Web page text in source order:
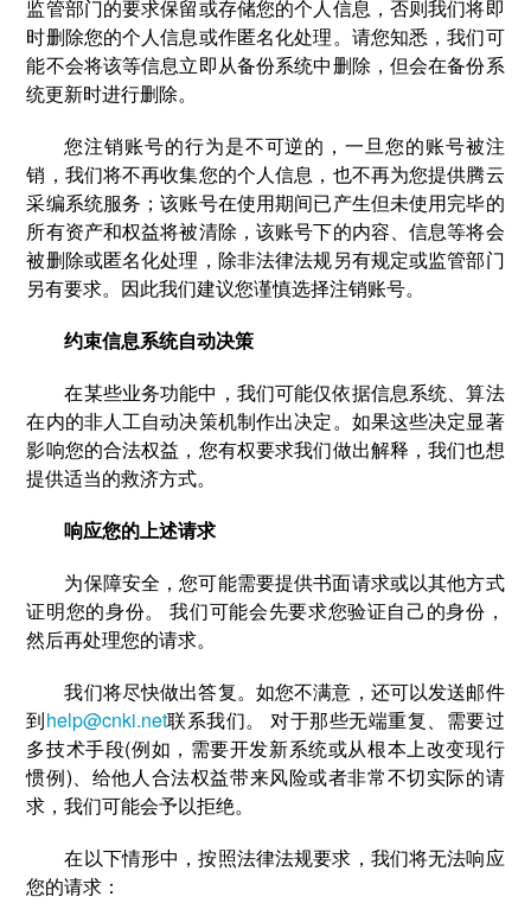
监管部门的要求保留或存储您的个人信息，否则我们将即
时删除您的个人信息或作匿名化处理。请您知悉，我们可
能不会将该等信息立即从备份系统中删除，但会在备份系
统更新时进行删除。
您注销账号的行为是不可逆的，一旦您的账号被注
销，我们将不再收集您的个人信息，也不再为您提供腾云
采编系统服务；该账号在使用期间已产生但未使用完毕的
所有资产和权益将被清除，该账号下的内容、信息等将会
被删除或匿名化处理，除非法律法规另有规定或监管部门
另有要求。因此我们建议您谨慎选择注销账号。
约束信息系统自动决策
在某些业务功能中，我们可能仅依据信息系统、算法
在内的非人工自动决策机制作出决定。如果这些决定显著
影响您的合法权益，您有权要求我们做出解释，我们也想
提供适当的救济方式。
响应您的上述请求
为保障安全，您可能需要提供书面请求或以其他方式
证明您的身份。 我们可能会先要求您验证自己的身份，
然后再处理您的请求。
我们将尽快做出答复。如您不满意，还可以发送邮件
到help@cnki.net联系我们。 对于那些无端重复、需要过
多技术手段(例如，需要开发新系统或从根本上改变现行
惯例)、给他人合法权益带来风险或者非常不切实际的请
求，我们可能会予以拒绝。
在以下情形中，按照法律法规要求，我们将无法响应
您的请求：